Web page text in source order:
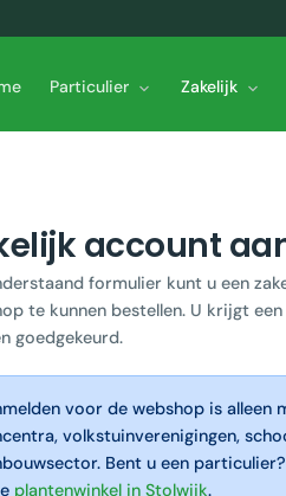
Particulier Zakelijk
account
formulier kunt u een
te kunnen bestellen. U krijgt
goedgekeurd.
voor de webshop is alleen
volkstuinverenigingen,
Bent u een
plantenwinkel in Stolwijk.